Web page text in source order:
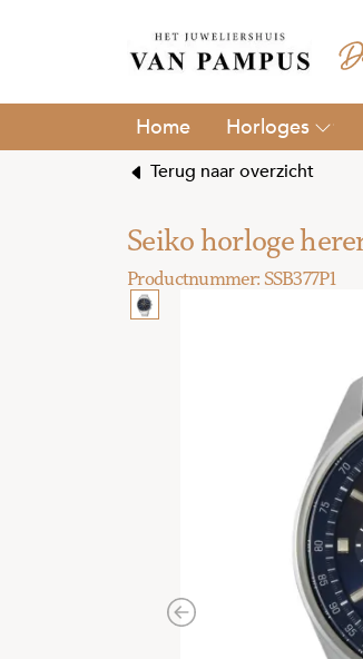
Horloges
Terug naar overzicht
Seiko horloge
Previous